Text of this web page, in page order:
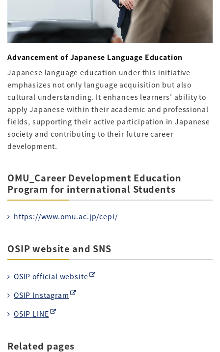
Advancement of Japanese Language Education
Japanese language education under this initiative
emphasizes not only language acquisition but also
cultural understanding. It enhances learners’ ability to
apply Japanese within their academic and professional
fields, supporting their active participation in Japanese
society and contributing to their future career
development.
OMU_Career Development Education
Program for international Students
https://www.omu.ac.jp/cepi/
OSIP website and SNS
OSIP official website
OSIP Instagram
OSIP LINE
Related pages